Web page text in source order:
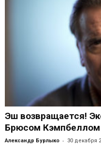
Эш возвращается!
Брюсом Кэмпбеллом
Александр Бурлыко - 30 декабря